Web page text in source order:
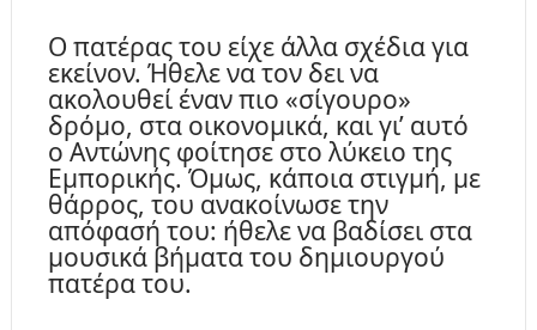
Ο πατέρας του είχε άλλα σχέδια για
εκείνον. Ήθελε να τον δει να
ακολουθεί έναν πιο «σίγουρο»
δρόμο, στα οικονομικά, και γι’ αυτό
ο Αντώνης φοίτησε στο λύκειο της
Εμπορικής. Όμως, κάποια στιγμή, με
θάρρος, του ανακοίνωσε την
απόφασή του: ήθελε να βαδίσει στα
μουσικά βήματα του δημιουργού
πατέρα του.